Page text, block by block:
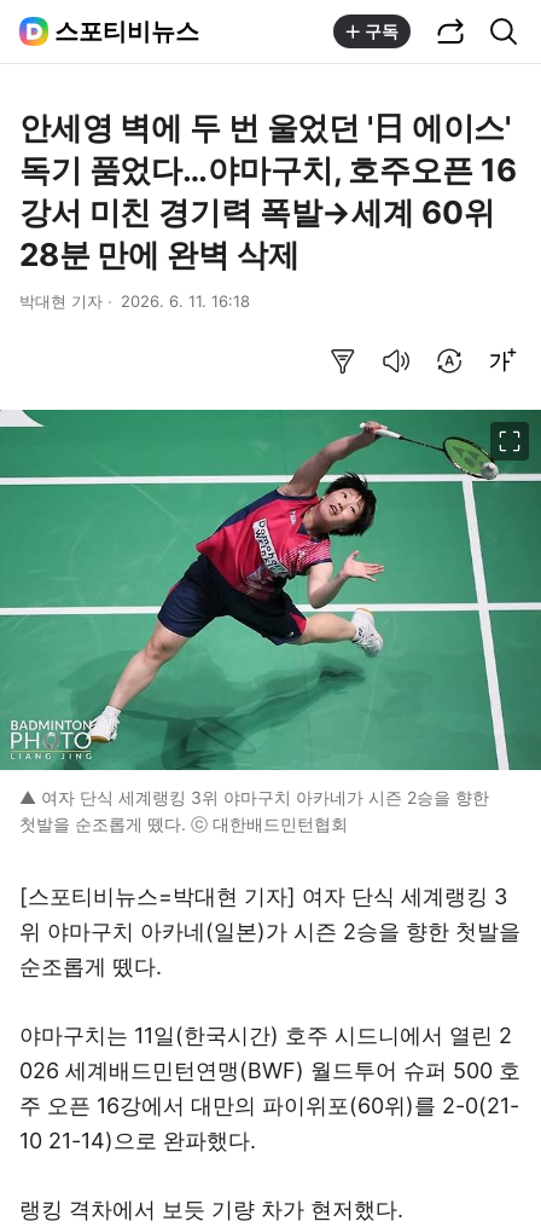
스포티비뉴스 구독
안세영 벽에 두 번 울었던 '日 에이스'
독기 품었다…야마구치, 호주오픈 16
강서 미친 경기력 폭발→세계 60위
28분 만에 완벽 삭제
박대현 기자 2026. 6. 11. 16:18
▲ 여자 단식 세계랭킹 3위 야마구치 아카네가 시즌 2승을 향한
첫발을 순조롭게 뗐다. ⓒ 대한배드민턴협회
[스포티비뉴스=박대현 기자] 여자 단식 세계랭킹 3
위 야마구치 아카네(일본)가 시즌 2승을 향한 첫발을
순조롭게 뗐다.
야마구치는 11일(한국시간) 호주 시드니에서 열린 2
026 세계배드민턴연맹(BWF) 월드투어 슈퍼 500 호
주 오픈 16강에서 대만의 파이위포(60위)를 2-0(21-
10 21-14)으로 완파했다.
랭킹 격차에서 보듯 기량 차가 현저했다.